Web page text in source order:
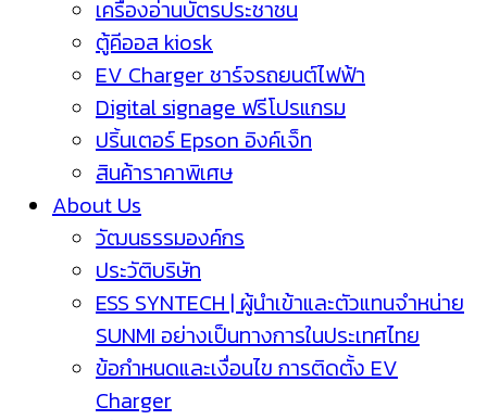
เครื่องอ่านบัตรประชาชน
ตู้คีออส kiosk
EV Charger ชาร์จรถยนต์ไฟฟ้า
Digital signage ฟรีโปรแกรม
ปริ้นเตอร์ Epson อิงค์เจ็ท
สินค้าราคาพิเศษ
About Us
วัฒนธรรมองค์กร
ประวัติบริษัท
ESS SYNTECH | ผู้นำเข้าและตัวแทนจำหน่าย
SUNMI อย่างเป็นทางการในประเทศไทย
ข้อกำหนดและเงื่อนไข การติดตั้ง EV
Charger